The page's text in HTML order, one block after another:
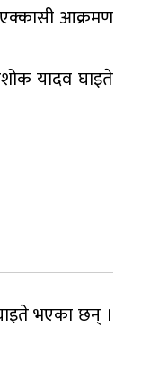
आक्रमण
यादव घाइते
भएका छन् ।